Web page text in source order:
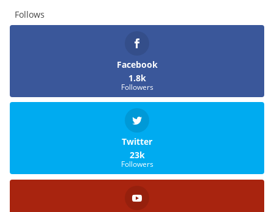
Follows
Facebook
1.8k
Followers
Twitter
23k
Followers